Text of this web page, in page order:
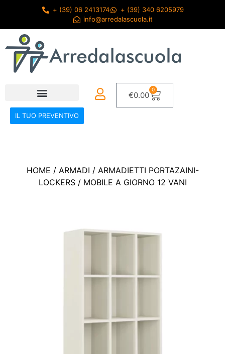
+ (39) 06 2413174
+ (39) 340 6205979
info@arredalascuola.it
€0.00
0
IL TUO PREVENTIVO
HOME / ARMADI / ARMADIETTI PORTAZAINI-
LOCKERS/ MOBILE A GIORNO 12 VANI